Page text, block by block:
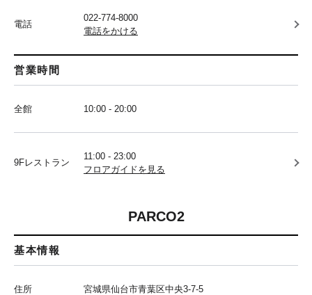
電話
022-774-8000
電話をかける
営業時間
全館 10:00 - 20:00
9Fレストラン
11:00 - 23:00
フロアガイドを見る
PARCO2
基本情報
住所 宮城県仙台市青葉区中央3-7-5